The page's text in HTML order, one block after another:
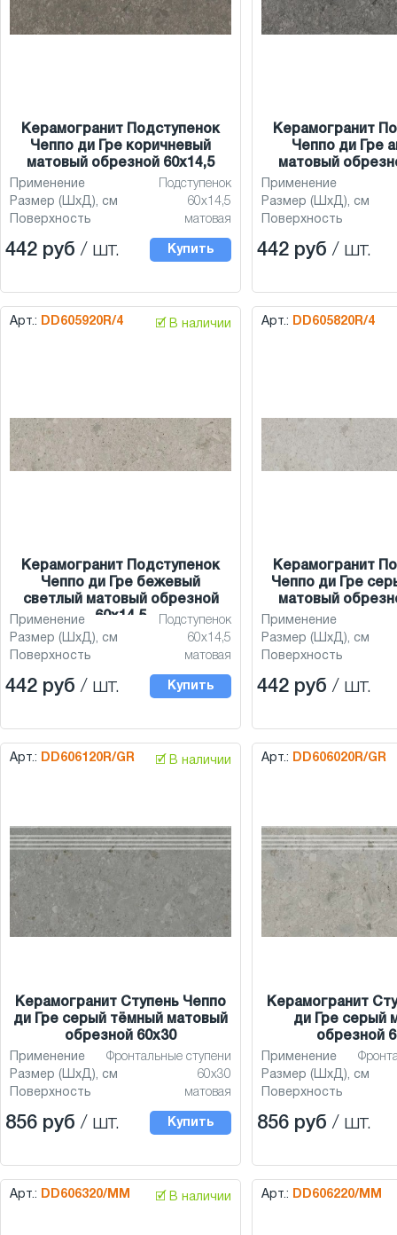
Керамогранит Подступенок
Чеппо ди Гре коричневый
матовый обрезной 60x14,5
Применение
Подступенок
Размер (ШхД), см
60x14,5
Поверхность
матовая
442 руб / шт. Купить
Керамогранит
Чеппо ди Гре
матовый
Применение
Размер (ШхД), см
Поверхность
442 руб / шт.
Арт.: DD605920R/4 🗹 В наличии
Керамогранит Подступенок
Чеппо ди Гре бежевый
светлый матовый обрезной
60x14,5
Применение
Подступенок
Размер (ШхД), см
60x14,5
Поверхность
матовая
442 руб / шт. Купить
Арт.: DD605820R/4
Керамогранит
Чеппо ди Гре
матовый
Применение
Размер (ШхД), см
Поверхность
442 руб / шт.
Арт.: DD606120R/GR 🗹 В наличии
Керамогранит Ступень Чеппо
ди Гре серый тёмный матовый
обрезной 60x30
Применение
Фронтальные ступени
Размер (ШхД), см
60x30
Поверхность
матовая
856 руб / шт. Купить
Арт.: DD606020R/GR
Керамогранит
ди Гре серый
обрезной
Применение
Размер (ШхД), см
Поверхность
856 руб / шт.
Арт.: DD606320/MM 🗹 В наличии Арт.: DD606220/MM